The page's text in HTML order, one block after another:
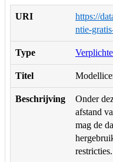
URI
https://
ntie-
Type
Titel
Beschrijving
Onder
afstand
mag de
restricties.